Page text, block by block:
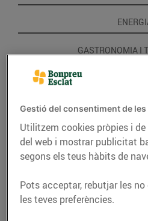
GASTRONOMIA I
Gestió del consentiment de les
Utilitzem cookies pròpies i de
del web i mostrar publicitat
segons els teus hàbits de
Pots acceptar, rebutjar les
les teves preferències.